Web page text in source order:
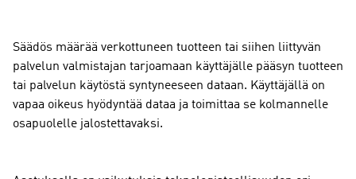
Säädös määrää verkottuneen tuotteen tai siihen liittyvän
palvelun valmistajan tarjoamaan käyttäjälle pääsyn tuotteen
tai palvelun käytöstä syntyneeseen dataan. Käyttäjällä on
vapaa oikeus hyödyntää dataa ja toimittaa se kolmannelle
osapuolelle jalostettavaksi.